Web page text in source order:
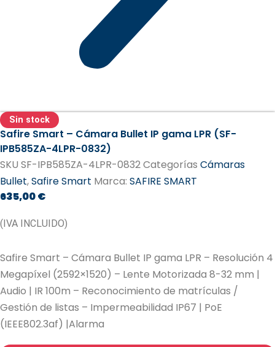
Sin stock
Safire Smart – Cámara Bullet IP gama LPR (SF-
IPB585ZA-4LPR-0832)
SKU SF-IPB585ZA-4LPR-0832Categorías Cámaras
Bullet,Safire Smart Marca: SAFIRE SMART
635,00€
(IVA INCLUIDO)
Safire Smart – Cámara Bullet IP gama LPR – Resolución 4
Megapíxel (2592×1520) – Lente Motorizada 8-32 mm |
Audio | IR 100m – Reconocimiento de matrículas /
Gestión de listas – Impermeabilidad IP67 | PoE
(IEEE802.3af) |Alarma